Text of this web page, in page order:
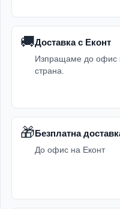
🚚Доставка с Еконт
Изпращаме до офис
страна.
🎁Безплатна
До офис на Еконт